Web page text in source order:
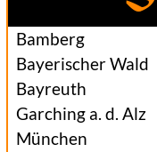
Bamberg
Bayerischer Wald
Bayreuth
Garching a. d. Alz
München